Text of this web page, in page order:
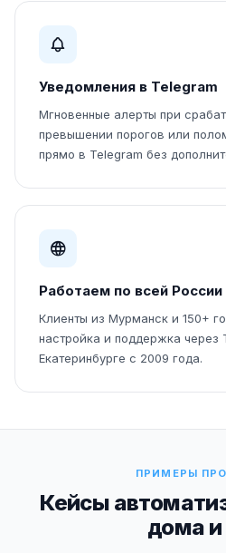
Уведомления в Telegram
Мгновенные алерты при
превышении порогов или
прямо в Telegram без
Работаем по всей России
Клиенты из Мурманск и 150+
настройка и поддержка через
Екатеринбурге с 2009 года.
ПРИМЕРЫ
Кейсы
дома и